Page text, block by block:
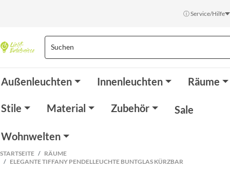
ⓘ Service/Hilfe
Außenleuchten Innenleuchten Räume
Stile Material Zubehör Sale
Wohnwelten
STARTSEITE
RÄUME
ELEGANTE TIFFANY PENDELLEUCHTE BUNTGLAS KÜRZBAR